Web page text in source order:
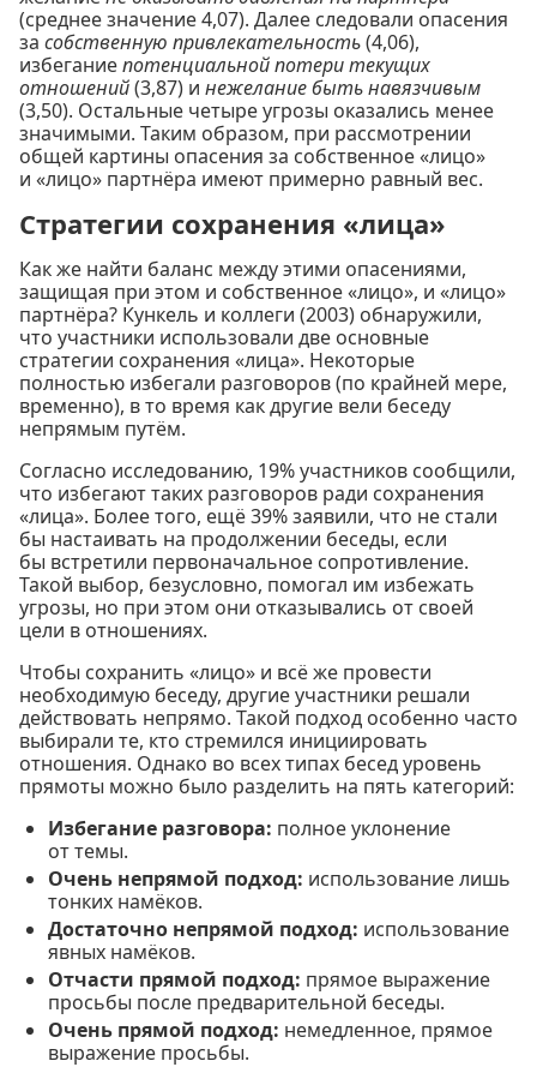
(среднее значение 4,07). Далее следовали опасения
за собственную привлекательность(4,06),
избеганиепотенциальной потери текущих
отношений(3,87) и нежелание быть навязчивым
(3,50). Остальные четыре угрозы оказались менее
значимыми. Таким образом, при рассмотрении
общей картины опасения за собственное «лицо»
и «лицо» партнёра имеют примерно равный вес.
Стратегии сохранения «лица»
Как же найти баланс между этими опасениями,
защищая при этом и собственное «лицо», и «лицо»
партнёра? Кункель и коллеги (2003) обнаружили,
что участники использовали две основные
стратегии сохранения «лица». Некоторые
полностью избегали разговоров (по крайней мере,
временно), в то время как другие вели беседу
непрямым путём.
Согласно исследованию, 19% участников сообщили,
что избегают таких разговоров ради сохранения
«лица». Более того, ещё 39% заявили, что не стали
бы настаивать на продолжении беседы, если
бы встретили первоначальное сопротивление.
Такой выбор, безусловно, помогал им избежать
угрозы, но при этом они отказывались от своей
цели в отношениях.
Чтобы сохранить «лицо» и всё же провести
необходимую беседу, другие участники решали
действовать непрямо. Такой подход особенно часто
выбирали те, кто стремился инициировать
отношения. Однако во всех типах бесед уровень
прямоты можно было разделить на пять категорий:
Избегание разговора: полное уклонение
от темы.
Очень непрямой подход: использование лишь
тонких намёков.
Достаточно непрямой подход: использование
явных намёков.
Отчасти прямой подход: прямое выражение
просьбы после предварительной беседы.
Очень прямой подход: немедленное, прямое
выражение просьбы.